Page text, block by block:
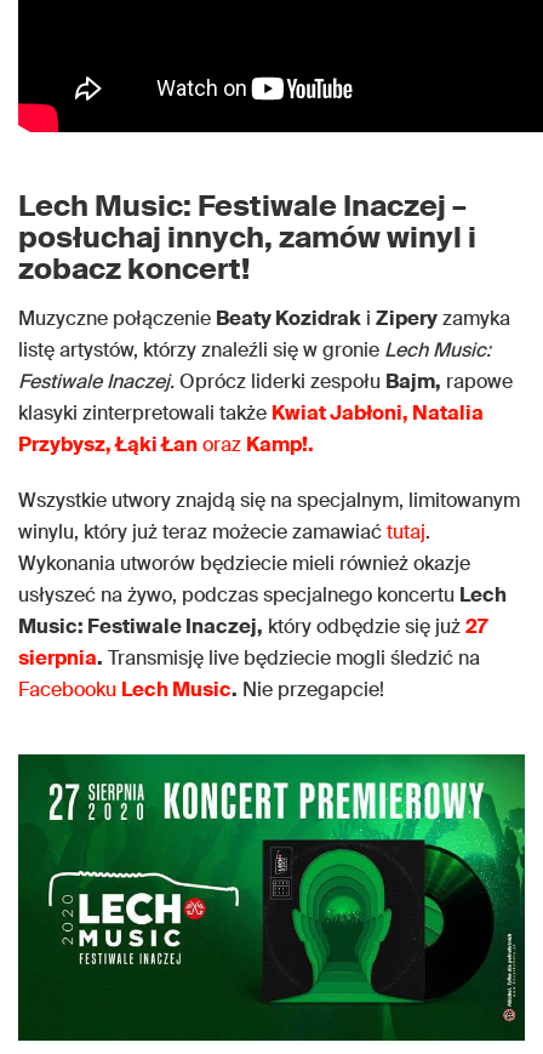
Lech Music: Festiwale Inaczej –
posłuchaj innych, zamów winyl i
zobacz koncert!
Muzyczne połączenie Beaty Kozidrak i Ziperyzamyka
listę artystów, którzy znaleźli się w gronie Lech Music:
Festiwale Inaczej.Oprócz liderki zespołu Bajm, rapowe
klasyki zinterpretowali także Kwiat Jabłoni, Natalia
Przybysz, Łąki Łanoraz Kamp!.
Wszystkie utwory znajdą się na specjalnym, limitowanym
winylu, który już teraz możecie zamawiaćtutaj.
Wykonania utworów będziecie mieli również okazje
usłyszeć na żywo, podczas specjalnego koncertu Lech
Music: Festiwale Inaczej, który odbędzie się już27
sierpnia. Transmisję live będziecie mogli śledzić na
Facebooku Lech Music. Nie przegapcie!